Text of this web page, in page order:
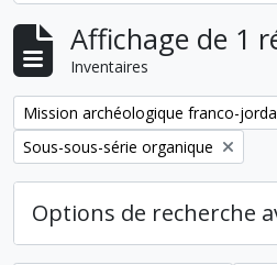
Affichage de 1
Inventaires
Remove filter:
Mission archéologique franco-
Remove filter:
Sous-sous-série organique
Options de recherche